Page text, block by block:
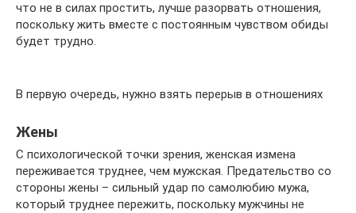
что не в силах простить, лучше разорвать отношения,
поскольку жить вместе с постоянным чувством обиды
будет трудно.
В первую очередь, нужно взять перерыв в отношениях
Жены
С психологической точки зрения, женская измена
переживается труднее, чем мужская. Предательство со
стороны жены – сильный удар по самолюбию мужа,
который труднее пережить, поскольку мужчины не